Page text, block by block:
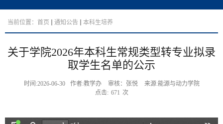
当前位置： 首页 通知公告 本科生培养
关于学院2026年本科生常规类型转专业拟录
取学生名单的公示
时间:2026-06-30 作者:教学办 审核：张悦
来源:能源与动力学院
点击: 671 次